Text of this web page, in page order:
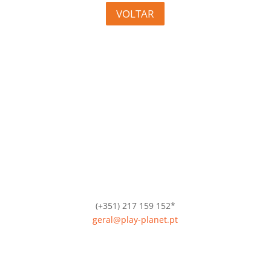
VOLTAR
(+351) 217 159 152*
geral@play-planet.pt